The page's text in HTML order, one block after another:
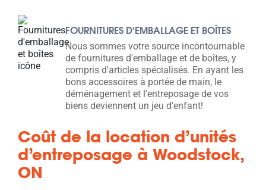
FOURNITURES D'EMBALLAGE ET BOÎTES
Nous sommes votre source incontournable
de fournitures d'emballage et de boîtes, y
compris d'articles spécialisés. En ayant les
bons accessoires à portée de main, le
déménagement et l'entreposage de vos
biens deviennent un jeu d'enfant!
Coût de la location d’unités
d’entreposage à Woodstock,
ON